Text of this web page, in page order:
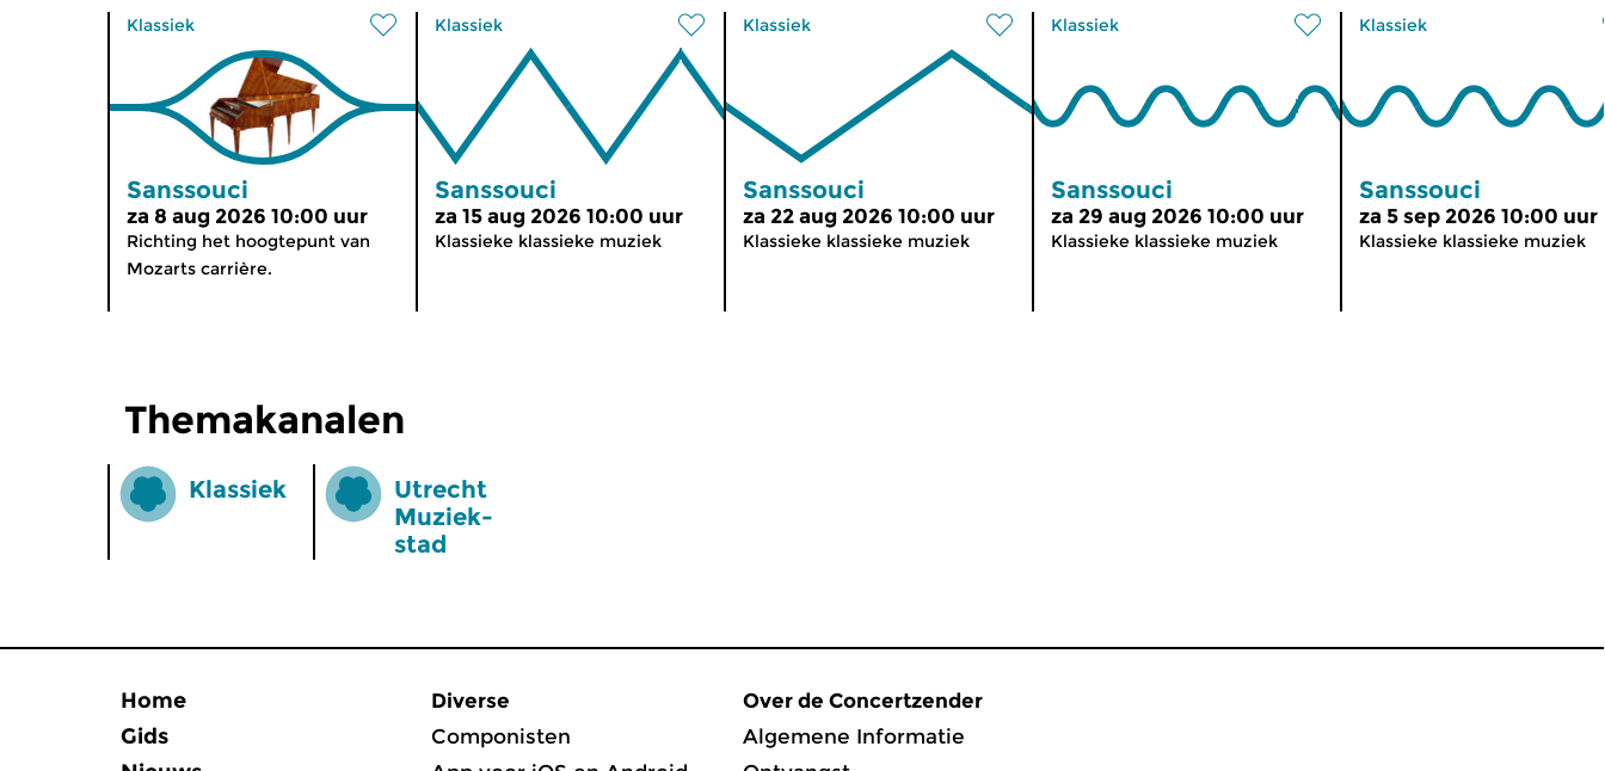
Klassiek
Sanssouci
za 8 aug 2026 10:00 uur
Richting het hoogtepunt van
Mozarts carrière.
Klassiek
Sanssouci
za 15 aug 2026 10:00 uur
Klassieke klassieke muziek
Klassiek
Sanssouci
za 22 aug 2026 10:00 uur
Klassieke klassieke muziek
Klassiek
Sanssouci
za 29 aug 2026 10:00 uur
Klassieke klassieke muziek
Klassiek
Sanssouci
za 5 sep 2026 10:00 uur
Klassieke klassieke muziek
Themakanalen
Klassiek
Utrecht
Muziek­
stad
Home
Gids
Diverse
Componisten
Over de Concertzender
Algemene Informatie